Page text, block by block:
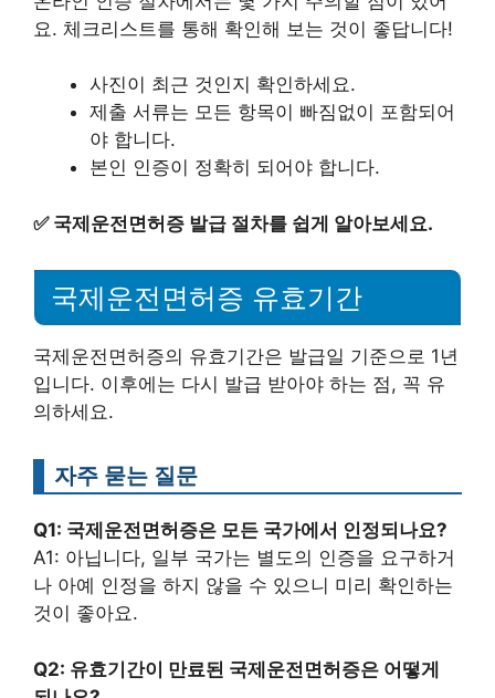
요. 체크리스트를 통해 확인해 보는 것이 좋답니다!
사진이 최근 것인지 확인하세요.
제출 서류는 모든 항목이 빠짐없이 포함되어
야 합니다.
본인 인증이 정확히 되어야 합니다.
✅ 국제운전면허증 발급 절차를 쉽게 알아보세요.
국제운전면허증 유효기간
국제운전면허증의 유효기간은 발급일 기준으로 1년
입니다. 이후에는 다시 발급 받아야 하는 점, 꼭 유
의하세요.
자주 묻는 질문
Q1: 국제운전면허증은 모든 국가에서 인정되나요?
A1: 아닙니다, 일부 국가는 별도의 인증을 요구하거
나 아예 인정을 하지 않을 수 있으니 미리 확인하는
것이 좋아요.
Q2: 유효기간이 만료된 국제운전면허증은 어떻게